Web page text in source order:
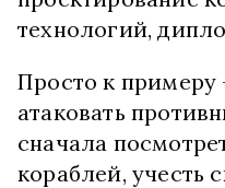
технологий,
Просто к примеру
атаковать
сначала
кораблей, учесть